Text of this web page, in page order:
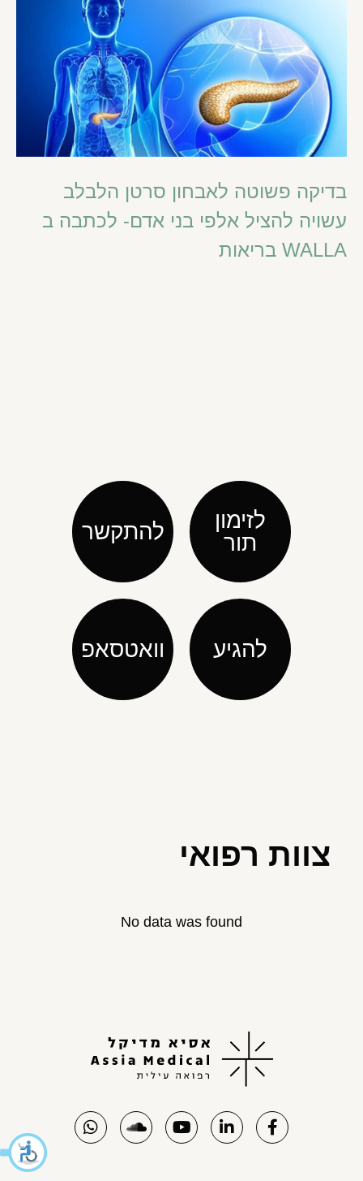
בדיקה פשוטה לאבחון סרטן הלבלב
עשויה להציל אלפי בני אדם- לכתבה ב
WALLA בריאות
לזימון
תור
להתקשר
להגיע וואטסאפ
צוות רפואי
No data was found